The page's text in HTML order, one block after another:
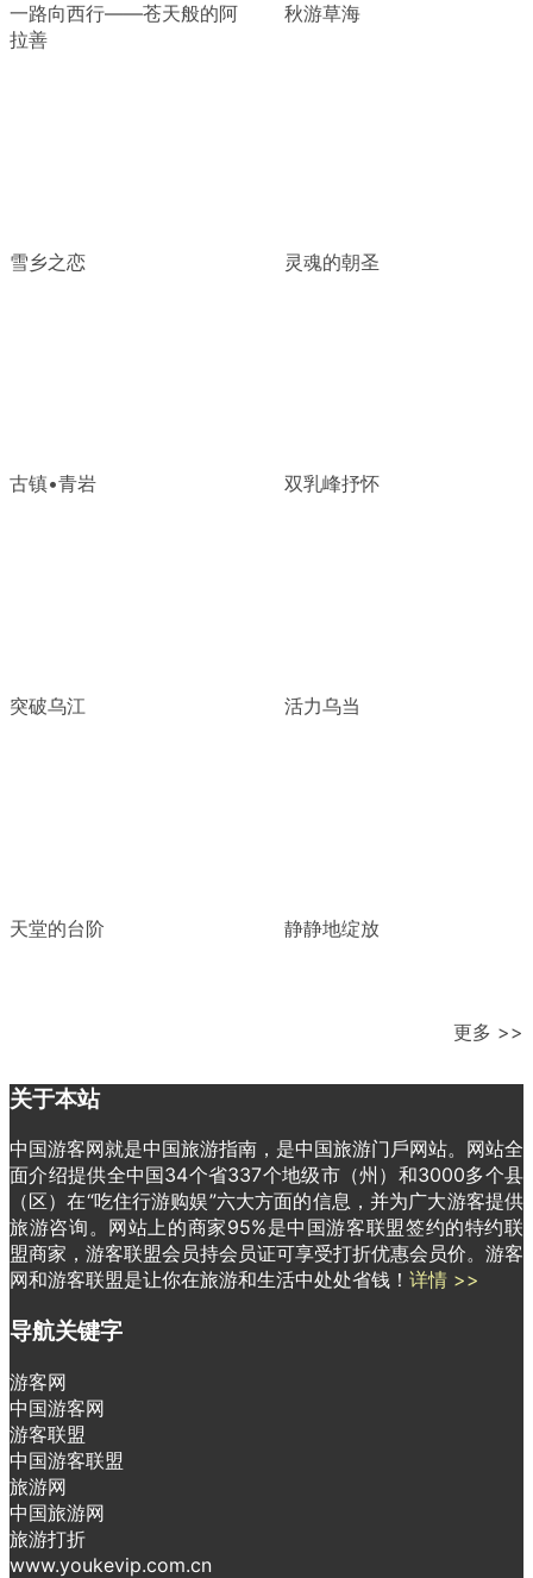
一路向西行——苍天般的阿
拉善
秋游草海
雪乡之恋 灵魂的朝圣
古镇•青岩 双乳峰抒怀
突破乌江 活力乌当
天堂的台阶 静静地绽放
更多 >>
关于本站
中国游客网就是中国旅游指南，是中国旅游门戶网站。网站全
面介绍提供全中国34个省337个地级市（州）和3000多个县
（区）在“吃住行游购娱”六大方面的信息，并为广大游客提供
旅游咨询。网站上的商家95%是中国游客联盟签约的特约联
盟商家，游客联盟会员持会员证可享受打折优惠会员价。游客
网和游客联盟是让你在旅游和生活中处处省钱！ 详情 >>
导航关键字
游客网
中国游客网
游客联盟
中国游客联盟
旅游网
中国旅游网
旅游打折
www.youkevip.com.cn